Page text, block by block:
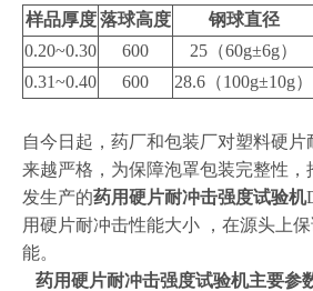
样品厚度 落球高度
钢球直径
0.20~0.30
600
25（60g±6g）
0.31~0.40
600 28.6（100g±10g）
自今日起，药厂和包装厂对塑料硬
来越严格，为保障泡罩包装完整性，
发生产的药用硬片耐冲击强度试验机
用硬片耐冲击性能大小 ，在源头上
能。
药用硬片耐冲击强度试验机主要参